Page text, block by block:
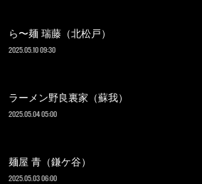
ら〜麺 瑞藤（北松戸）
2025.05.10 09:30
ラーメン野良裏家（蘇我）
2025.05.04 05:00
麺屋 青（鎌ケ谷）
2025.05.03 06:00